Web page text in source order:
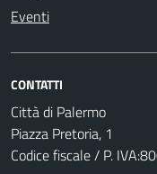
Eventi
CONTATTI
Città di Palermo
Piazza Pretoria, 1
Codice fiscale / P.